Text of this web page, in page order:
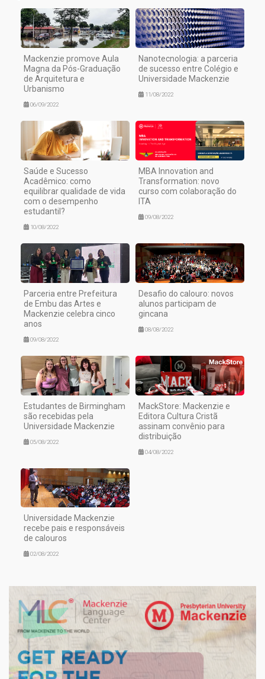
Mackenzie promove Aula
Magna da Pós-Graduação
de Arquitetura e
Urbanismo
06/09/2022
Nanotecnologia: a parceria
de sucesso entre Colégio e
Universidade Mackenzie
11/08/2022
Saúde e Sucesso
Acadêmico: como
equilibrar qualidade de vida
com o desempenho
estudantil?
10/08/2022
MBA Innovation and
Transformation: novo
curso com colaboração do
ITA
09/08/2022
Parceria entre Prefeitura
de Embu das Artes e
Mackenzie celebra cinco
anos
09/08/2022
Desafio do calouro: novos
alunos participam de
gincana
08/08/2022
Estudantes de Birmingham
são recebidas pela
Universidade Mackenzie
05/08/2022
MackStore: Mackenzie e
Editora Cultura Cristã
assinam convênio para
distribuição
04/08/2022
Universidade Mackenzie
recebe pais e responsáveis
de calouros
02/08/2022